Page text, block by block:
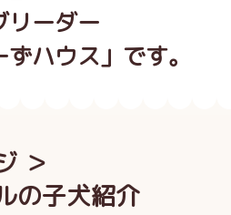
リーダー
ス」です。
＞
の子犬紹介